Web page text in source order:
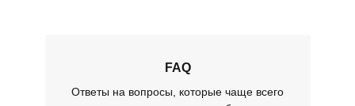
FAQ
Ответы на вопросы, которые чаще всего